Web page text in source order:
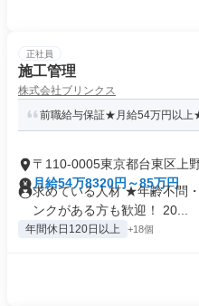
正社員
施工管理
株式会社ブリンクス
前職給与保証★月給54万円以上
〒110-0005東京都台東区上
月給54万8320円～85万円
求めている人材 ★年齢不問
ンクがある方も歓迎！ 20...
年間休日120日以上 +18個